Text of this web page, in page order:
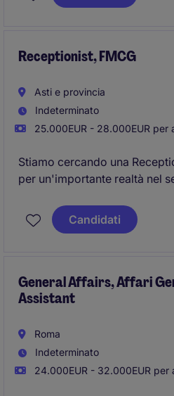
protette ai sensi della Legge
Receptionist, FMCG
Asti e provincia
Indeterminato
25.000EUR - 28.000EUR per
Stiamo cercando una
per un'importante realtà nel
amministrative e
dipartimento Accounting &
Candidati
General Affairs, Affari
Assistant
Roma
Indeterminato
24.000EUR - 32.000EUR per